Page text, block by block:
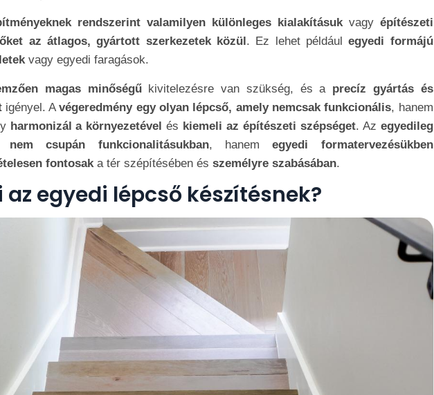
rendszerint valamilyen különleges kialakításukvagy építészeti
az átlagos, gyártott szerkezetek közül. Ez lehet például egyedi formájú
vagy egyedi faragások.
magas minőségű kivitelezésre van szükség, és a precíz gyártás és
igényel. Avégeredmény egy olyan lépcső, amely nemcsak funkcionális, hanem
harmonizál a környezetévelés kiemeli az építészeti szépséget. Az egyedileg
nem csupán funkcionalitásukban, hanemegyedi formatervezésükben
fontosaka tér szépítésében és személyre szabásában.
az egyedi lépcső készítésnek?